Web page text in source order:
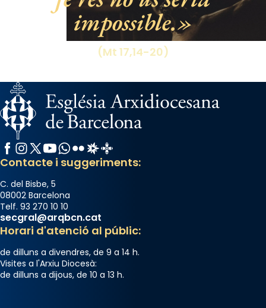
View on Facebook Share
impossible.
(Mt 17,14-20)
Facebook
Instagram
X / Twitter
YouTube
WhatsApp
FlickrRadio Estel
Catalunya Cristiana
Contacte i suggeriments:
C. del Bisbe, 5
08002 Barcelona
Telf. 93 270 10 10
secgral@arqbcn.cat
Horari d'atenció al públic:
de dilluns a divendres, de 9 a 14 h.
Visites a l'Arxiu Diocesà:
de dilluns a dijous, de 10 a 13 h.